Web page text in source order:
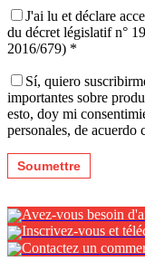
J'ai lu et déclare
du décret législatif n°
2016/679) *
Sí, quiero
importantes sobre
esto, doy mi
personales, de acuerdo
Avez-vous besoin
Inscrivez-vous et
Contactez un